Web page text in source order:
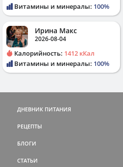
Витамины и минералы: 100%
Ирина Макс
2026-08-04
Калорийность: 1412 кКал
Витамины и минералы: 100%
ДНЕВНИК ПИТАНИЯ
РЕЦЕПТЫ
БЛОГИ
СТАТЬИ